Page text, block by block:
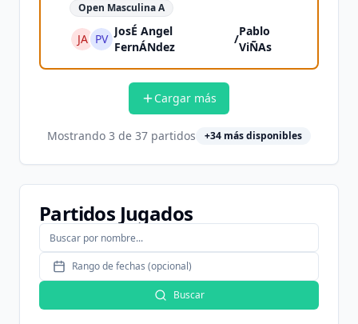
Open Masculina A
JA PV
JosÉ Angel
FernÁNdez
/
Pablo
ViÑAs
Cargar más
Mostrando 3 de 37 partidos +34 más disponibles
Partidos Jugados
Rango de fechas (opcional)
Buscar